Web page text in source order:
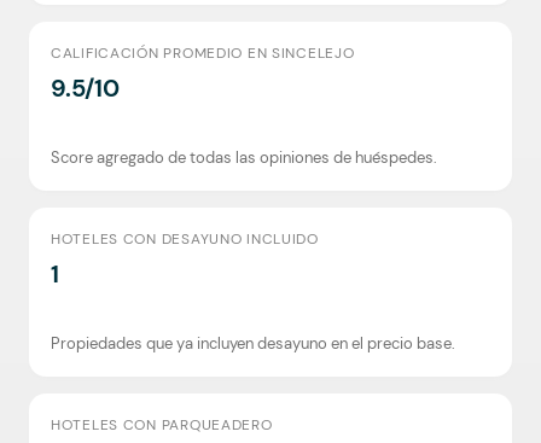
CALIFICACIÓN PROMEDIO EN SINCELEJO
9.5/10
Score agregado de todas las opiniones de huéspedes.
HOTELES CON DESAYUNO INCLUIDO
1
Propiedades que ya incluyen desayuno en el precio base.
HOTELES CON PARQUEADERO